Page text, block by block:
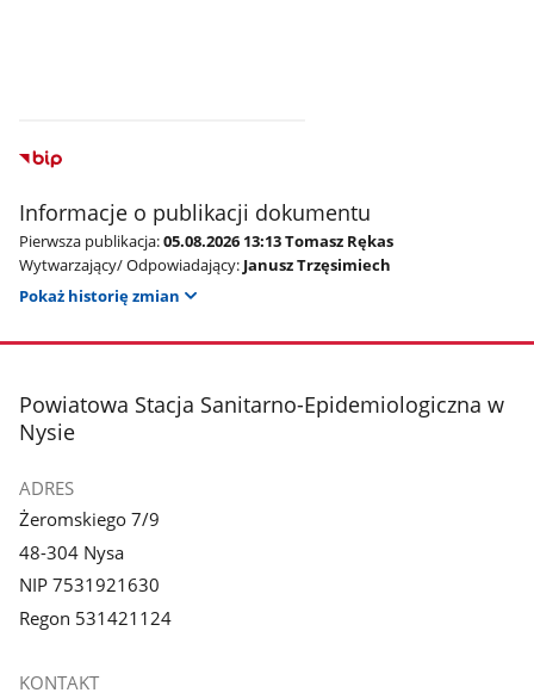
Informacje o publikacji dokumentu
Pierwsza publikacja:05.08.2026 13:13 Tomasz Rękas
Wytwarzający/ Odpowiadający: Janusz Trzęsimiech
Pokaż historię zmian
stopka
Powiatowa Stacja Sanitarno-Epidemiologiczna w
Nysie
ADRES
Żeromskiego 7/9
48-304 Nysa
NIP 7531921630
Regon 531421124
KONTAKT